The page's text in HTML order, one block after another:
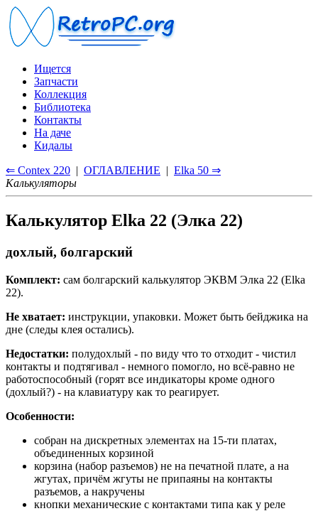
Ищется
Запчасти
Коллекция
Библиотека
Контакты
На даче
Кидалы
⇐ Contex 220 | ОГЛАВЛЕНИЕ | Elka 50 ⇒
Калькуляторы
Калькулятор Elka 22 (Элка 22)
дохлый, болгарский
Комплект: сам болгарский калькулятор ЭКВМ Элка 22 (Elka
22).
Не хватает: инструкции, упаковки. Может быть бейджика на
дне (следы клея остались).
Недостатки: полудохлый - по виду что то отходит - чистил
контакты и подтягивал - немного помогло, но всё-равно не
работоспособный (горят все индикаторы кроме одного
(дохлый?) - на клавиатуру как то реагирует.
Особенности:
собран на дискретных элементах на 15-ти платах,
объединенных корзиной
корзина (набор разъемов) не на печатной плате, а на
жгутах, причём жгуты не припаяны на контакты
разъемов, а накручены
кнопки механические с контактами типа как у реле